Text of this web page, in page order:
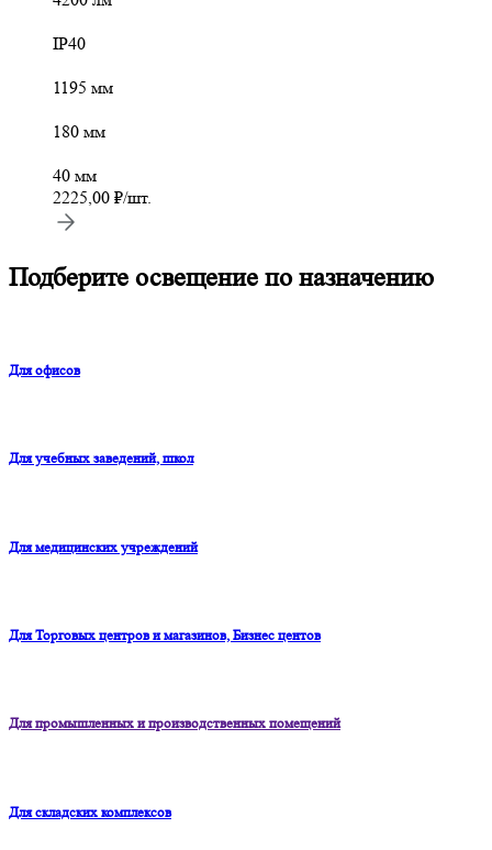
IP40
1195 мм
180 мм
40 мм
2225,00 ₽/шт.
Подберите освещение по назначению
Для офисов
Для учебных заведений, школ
Для медицинских учреждений
Для Торговых центров и магазинов, Бизнес центов
Для промышленных и производственных помещений
Для складских комплексов